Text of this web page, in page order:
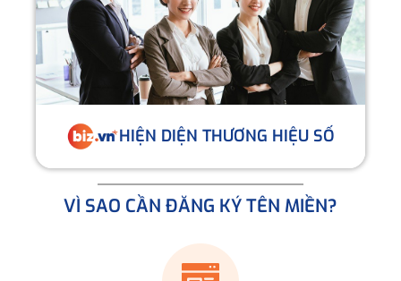
HIỆN DIỆN THƯƠNG HIỆU SỐ
VÌ SAO CẦN ĐĂNG KÝ TÊN MIỀN?